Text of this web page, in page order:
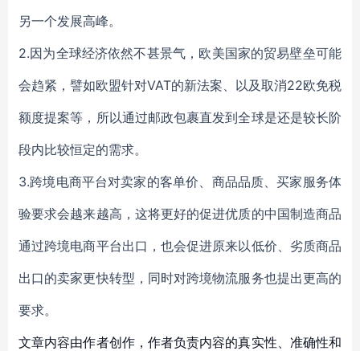
另一个发展高峰。
2.因为全球经济依然不甚景气，欧美国家的贸易壁垒可能
会趋紧，譬如欧盟针对VAT的新法案、以及取消22欧免税
额度提案等，所以通过邮政包裹直发到全球是还是较长阶
段内比较恒定的需求。
3.跨境电商平台对卖家的客单价、商品品质、买家服务体
验要求会越来越高，这将更好的促进优质的中国制造商品
通过跨境电商平台出口，也会促进原来以低价、劣质商品
出口的卖家更快转型，同时对跨境物流服务也提出更高的
要求。
文章内容由作者创作，作者负责内容的真实性、准确性和